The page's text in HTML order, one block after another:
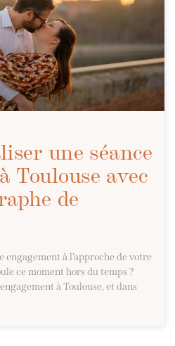
une séance
Toulouse avec
de
engagement à l’approche de votre
ce moment hors du temps ?
à Toulouse, et dans